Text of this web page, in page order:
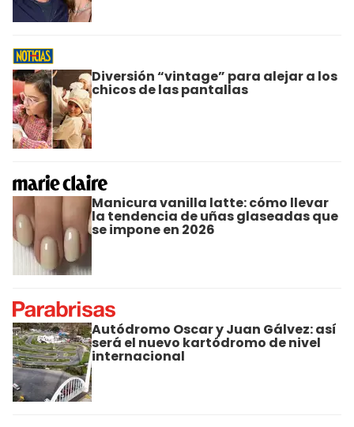
Diversión “vintage” para alejar a los
chicos de las pantallas
Manicura vanilla latte: cómo llevar
la tendencia de uñas glaseadas que
se impone en 2026
Autódromo Oscar y Juan Gálvez: así
será el nuevo kartódromo de nivel
internacional